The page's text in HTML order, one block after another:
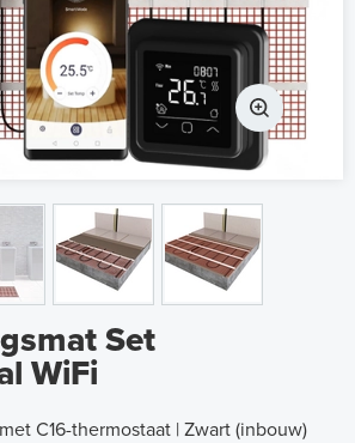
Set
WiFi
C16-thermostaat | Zwart (inbouw)